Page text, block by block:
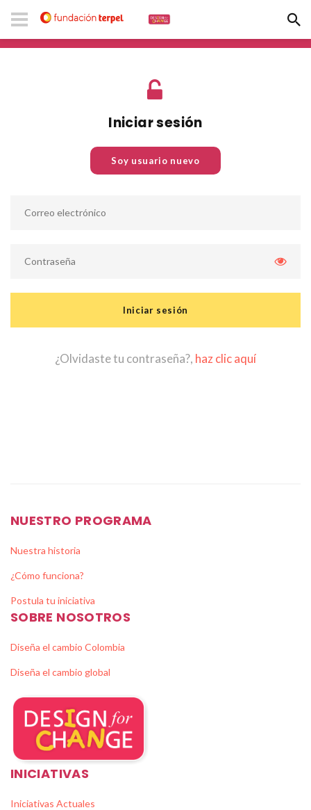
Iniciar sesión
Soy usuario nuevo
¿Olvidaste tu contraseña?, haz clic aquí
NUESTRO PROGRAMA
Nuestra historia
¿Cómo funciona?
Postula tu iniciativa
SOBRE NOSOTROS
Diseña el cambio Colombia
Diseña el cambio global
INICIATIVAS
Iniciativas Actuales